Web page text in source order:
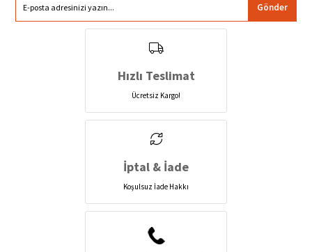
Gönder
Hızlı Teslimat
Ücretsiz Kargo!
İptal & İade
Koşulsuz İade Hakkı